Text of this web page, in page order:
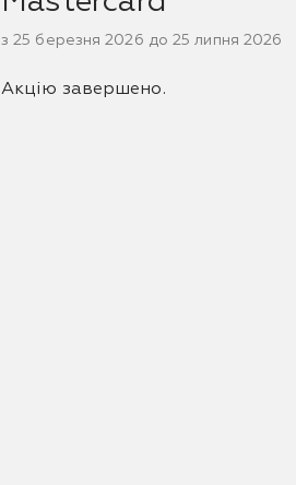
з 25 березня 2026 до 25 липня 2026
Акцію завершено.